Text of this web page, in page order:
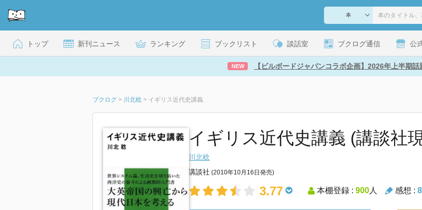
トップ 新刊ニュース ランキング ブックリスト 談話室 ブクログ通信 公
NEW 【ビルボードジャパンコラボ企画】2026年上半期
ブクログ > 川北稔 > イギリス近代史講義
イギリス近代史講義 (講談社
川北稔
講談社 (2010年10月16日発売)
3.77 本棚登録 : 900人 感想 :